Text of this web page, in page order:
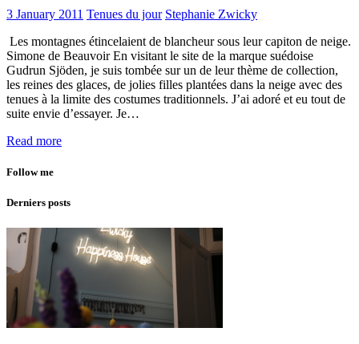
3 January 2011 Tenues du jour Stephanie Zwicky
Les montagnes étincelaient de blancheur sous leur capiton de neige.
Simone de Beauvoir En visitant le site de la marque suédoise
Gudrun Sjöden, je suis tombée sur un de leur thème de collection,
les reines des glaces, de jolies filles plantées dans la neige avec des
tenues à la limite des costumes traditionnels. J’ai adoré et eu tout de
suite envie d’essayer. Je…
Read more
Follow me
Derniers posts